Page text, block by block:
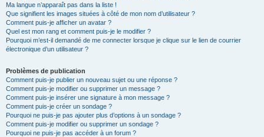
Ma langue n’apparaît pas dans la liste !
Que signifient les images situées à côté de mon nom d’utilisateur ?
Comment puis-je afficher un avatar ?
Quel est mon rang et comment puis-je le modifier ?
Pourquoi m’est-il demandé de me connecter lorsque je clique sur le lien de courrier
électronique d’un utilisateur ?
Problèmes de publication
Comment puis-je publier un nouveau sujet ou une réponse ?
Comment puis-je modifier ou supprimer un message ?
Comment puis-je insérer une signature à mon message ?
Comment puis-je créer un sondage ?
Pourquoi ne puis-je pas ajouter plus d’options à un sondage ?
Comment puis-je modifier ou supprimer un sondage ?
Pourquoi ne puis-je pas accéder à un forum ?